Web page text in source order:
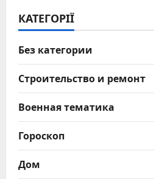
КАТЕГОРІЇ
Без категории
Строительство и ремонт
Военная тематика
Гороскоп
Дом